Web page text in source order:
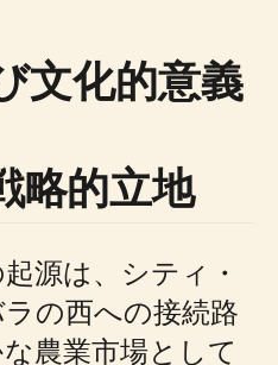
文化的意義
略的立地
源は、シティ・
の西への接続路
農業市場として